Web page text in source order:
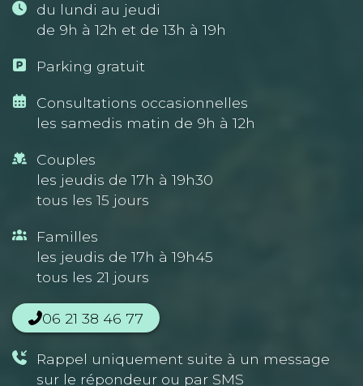
du lundi au jeudi
de 9h à 12h et de 13h à 19h
Parking gratuit
Consultations occasionnelles
les samedis matin de 9h à 12h
Couples
les jeudis de 17h à 19h30
tous les 15 jours
Familles
les jeudis de 17h à 19h45
tous les 21 jours
06 21 38 46 77
Rappel uniquement suite à un message
sur le répondeur ou par SMS